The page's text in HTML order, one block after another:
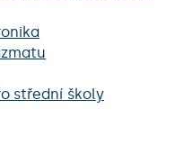
střední školy